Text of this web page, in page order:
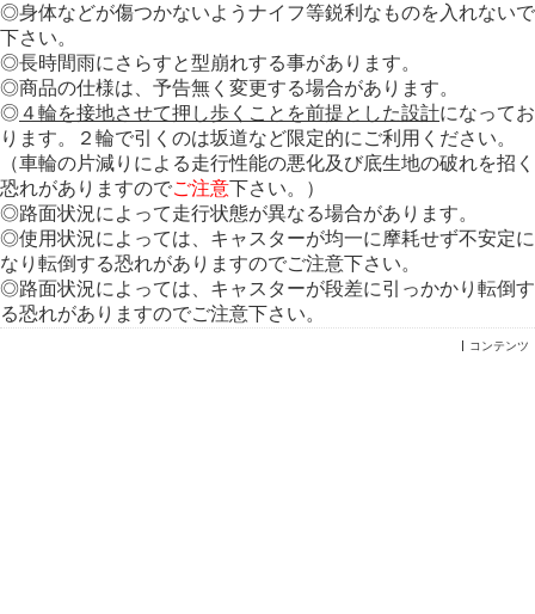
◎身体などが傷つかないようナイフ等鋭利なものを入れないで
下さい。
◎長時間雨にさらすと型崩れする事があります。
◎商品の仕様は、予告無く変更する場合があります。
◎４輪を接地させて押し歩くことを前提とした設計になってお
ります。２輪で引くのは坂道など限定的にご利用ください。
（車輪の片減りによる走行性能の悪化及び底生地の破れを招く
恐れがありますのでご注意下さい。）
◎路面状況によって走行状態が異なる場合があります。
◎使用状況によっては、キャスターが均一に摩耗せず不安定に
なり転倒する恐れがありますのでご注意下さい。
◎路面状況によっては、キャスターが段差に引っかかり転倒す
る恐れがありますのでご注意下さい。
コンテンツ